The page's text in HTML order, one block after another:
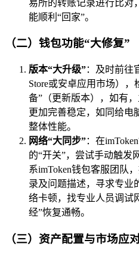
易所的转账记录进行比对
能顺利“回家”。
（二）钱包功能“大修复”
版本“大升级”：及时前往
Store或安卓应用市场），
备”（更新版本），如有
更加完善稳定，如同给电
整体性能。
网络“大同步”：在
的“开关”，尝试手动触发
系imToken钱包客服团队
录及问题描述，寻求专业
络卡顿，找专业人员调试
经”恢复通畅。
（三）资产配置与市场应